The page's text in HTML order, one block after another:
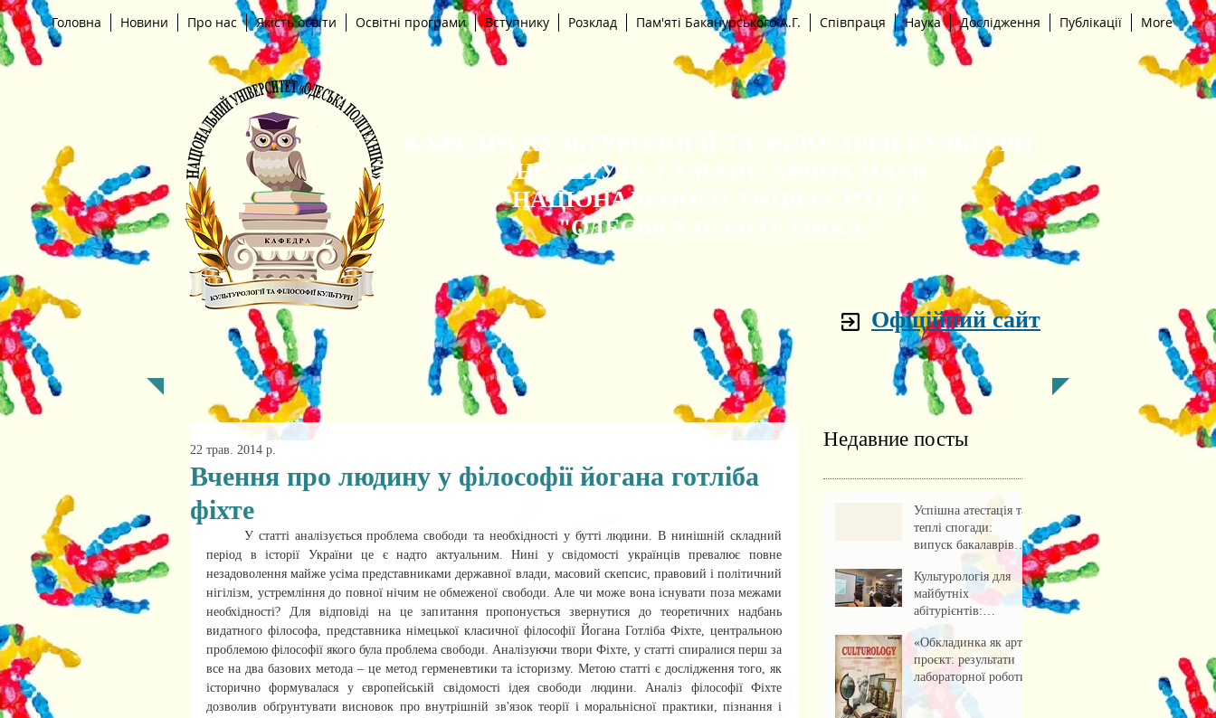
Головна Новини Про нас Якість освіти Освітні програми Вступнику Розклад Пам'яті Баканурського А.Г. Співпраця Наука Дослідження Публікації More
КАФЕДРА КУЛЬТУРОЛОГІЇ ТА ФІЛОСОФІЇ КУЛЬТУРИ
ІНСТИТУТУ ГУМАНІТАРНИХ НАУК
НАЦІОНАЛЬНОГО УНІВЕРСИТЕТУ
"ОДЕСЬКА ПОЛІТЕХНІКА"
Офіційний сайт
Вчення про людину у філософії йогана готліба
фіхте
22 трав. 2014 р.
У статті аналізується проблема свободи та необхідності у бутті людини. В нинішній складний
період в історії України це є надто актуальним. Нині у свідомості українців превалює повне
незадоволення майже усіма представниками державної влади, масовий скепсис, правовий і політичний
нігілізм, устремління до повної нічим не обмеженої свободи. Але чи може вона існувати поза межами
необхідності? Для відповіді на це запитання пропонується звернутися до теоретичних надбань
видатного філософа, представника німецької класичної філософії Йогана Готліба Фіхте, центральною
проблемою філософії якого була проблема свободи. Аналізуючи твори Фіхте, у статті спиралися перш за
все на два базових метода – це метод герменевтики та історизму. Метою статті є дослідження того, як
історично формувалася у європейській свідомості ідея свободи людини. Аналіз філософії Фіхте
дозволив обґрунтувати висновок про внутрішній зв'язок теорії і моральнісної практики, пізнання і
Недавние посты
Успішна атестація та
теплі спогади:
випуск бакалаврів
культурології 2026
Культурологія для
майбутніх
абітурієнтів:
профорієнтаційна
зустріч із учнями
ліцею
«Обкладинка як арт-
проєкт: результати
лабораторної роботи»